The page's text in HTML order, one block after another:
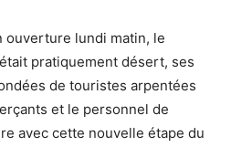
ouverture lundi matin, le
pratiquement désert, ses
de touristes arpentées
et le personnel de
avec cette nouvelle étape du